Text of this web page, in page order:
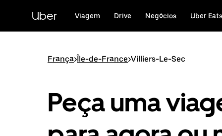
conteúdo
Uber Viagem Drive Negócios Uber Eats
França>Île-de-France>Villiers-Le-Sec
Peça uma